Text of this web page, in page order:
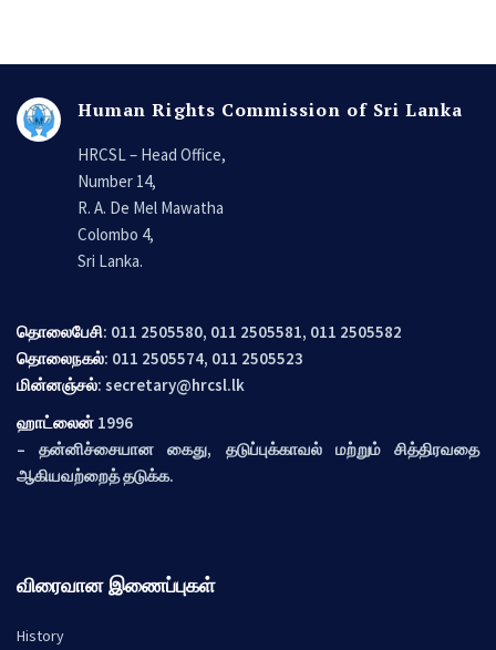
Human Rights Commission of Sri Lanka
HRCSL – Head Office,
Number 14,
R. A. De Mel Mawatha
Colombo 4,
Sri Lanka.
தொலைபேசி: 011 2505580, 011 2505581, 011 2505582
தொலைநகல்: 011 2505574, 011 2505523
மின்னஞ்சல்: secretary@hrcsl.lk
ஹாட்லைன் 1996
– தன்னிச்சையான கைது, தடுப்புக்காவல் மற்றும் சித்திரவதை
ஆகியவற்றைத் தடுக்க.
விரைவான இணைப்புகள்
History